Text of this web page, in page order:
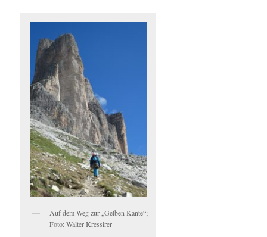
Auf dem Weg zur „Gelben Kante“;
Foto: Walter Kressirer